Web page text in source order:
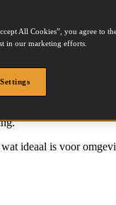
ideaal is voor
All Cookies”, you agree to
in our marketing efforts.